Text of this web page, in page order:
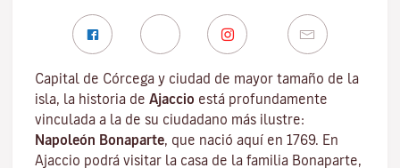
Capital de Córcega y ciudad de mayor tamaño de la
isla, la historia de Ajaccio está profundamente
vinculada a la de su ciudadano más ilustre:
Napoleón Bonaparte, que nació aquí en 1769. En
Ajaccio podrá visitar la casa de la familia Bonaparte,